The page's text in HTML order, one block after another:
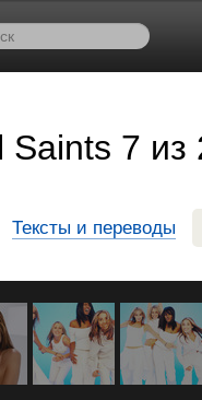
7 из
Тексты и переводы